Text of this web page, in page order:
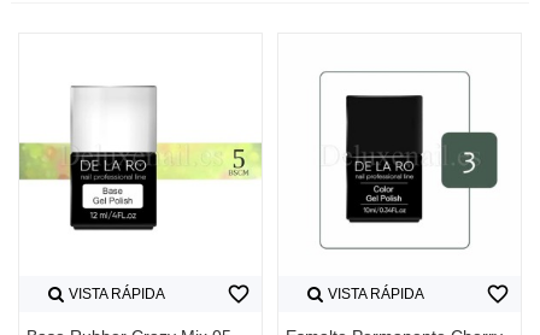
VISTA RÁPIDA favorite_border VISTA RÁPIDA favorite_border